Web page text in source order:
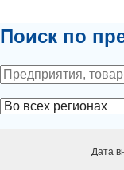
Поиск по
Дата